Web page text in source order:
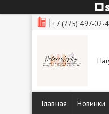
+7 (775) 497-02-
Главная Новинки